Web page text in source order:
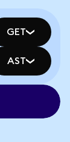
GET
AST